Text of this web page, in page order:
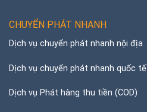
CHUYỂN PHÁT NHANH
Dịch vụ chuyển phát nhanh nội địa
Dịch vụ chuyển phát nhanh quốc tế
Dịch vụ Phát hàng thu tiền (COD)